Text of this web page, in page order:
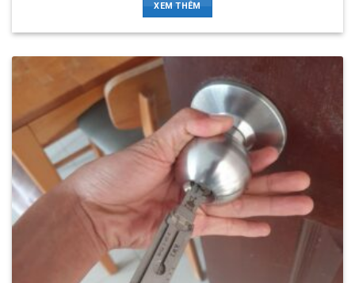
XEM THÊM